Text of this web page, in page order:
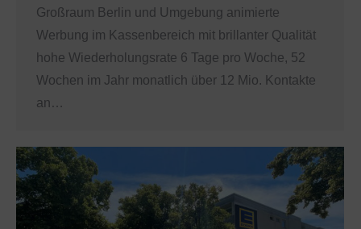
Großraum Berlin und Umgebung animierte
Werbung im Kassenbereich mit brillanter Qualität
hohe Wiederholungsrate 6 Tage pro Woche, 52
Wochen im Jahr monatlich über 12 Mio. Kontakte
an…